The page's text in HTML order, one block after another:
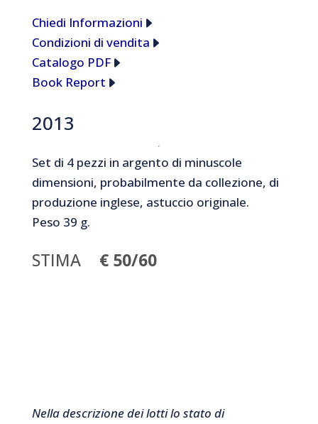
Chiedi Informazioni
Condizioni di vendita
Catalogo PDF
Book Report
2013
Set di 4 pezzi in argento di minuscole
dimensioni, probabilmente da collezione, di
produzione inglese, astuccio originale.
Peso 39 g.
STIMA € 50/60
Nella descrizione dei lotti lo stato di